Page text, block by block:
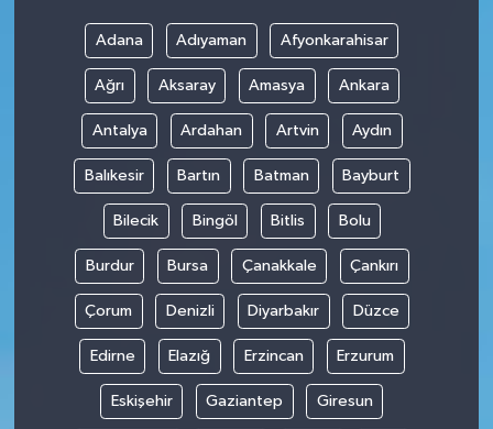
Adana Adıyaman Afyonkarahisar
Ağrı Aksaray Amasya Ankara
Antalya Ardahan Artvin Aydın
Balıkesir Bartın Batman Bayburt
Bilecik Bingöl Bitlis Bolu
Burdur Bursa Çanakkale Çankırı
Çorum Denizli Diyarbakır Düzce
Edirne Elazığ Erzincan Erzurum
Eskişehir Gaziantep Giresun